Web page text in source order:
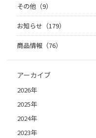
その他（9）
お知らせ（179）
商品情報（76）
アーカイブ
2026年
2025年
2024年
2023年